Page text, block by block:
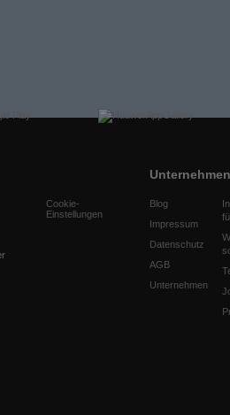
Cookie-
Einstellungen
Unternehmen
Blog
Impressum
Datenschutz
AGB
Unternehmen